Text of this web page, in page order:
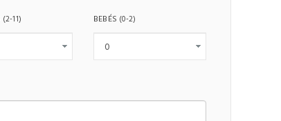
(2-11) BEBÉS (0-2)